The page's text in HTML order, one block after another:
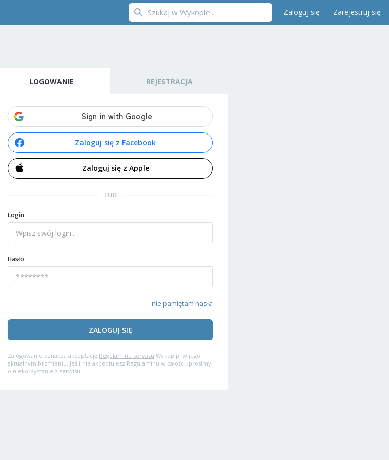
Zaloguj się Zarejestruj się
LOGOWANIE REJESTRACJA
Zaloguj się z Facebook
Zaloguj się z Apple
LUB
Login
Hasło
nie pamiętam hasła
ZALOGUJ SIĘ
Zalogowanie oznacza akceptację Regulaminu serwisu Wykop.pl w jego
aktualnym brzmieniu. Jeśli nie akceptujesz Regulaminu w całości, prosimy
o niekorzystanie z serwisu.